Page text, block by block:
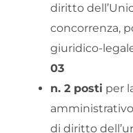
diritto
concorrenza,
giuridico-
03
n. 2 posti per
di diritto